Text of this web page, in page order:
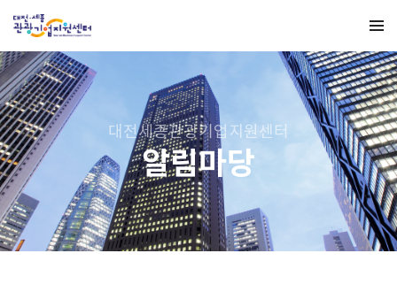
대전세종관광기업지원센터
알림마당